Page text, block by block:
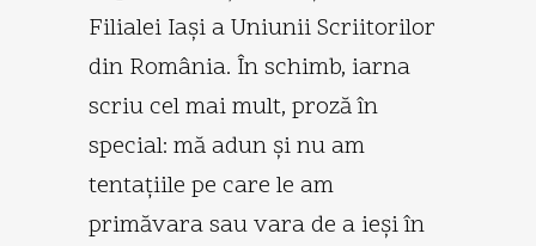
Filialei Iaşi a Uniunii Scriitorilor
din România. În schimb, iarna
scriu cel mai mult, proză în
special: mă adun şi nu am
tentaţiile pe care le am
primăvara sau vara de a ieşi în